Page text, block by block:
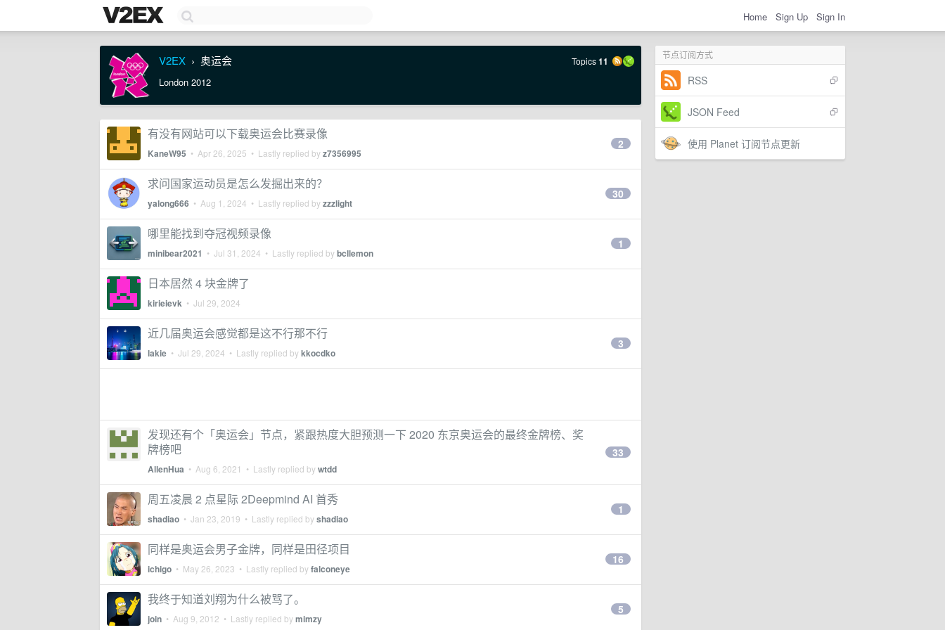
Home Sign Up Sign In
节点订阅方式
RSS
JSON Feed
使用 Planet 订阅节点更新
V2EX › 奥运会 Topics11
London 2012
有没有网站可以下载奥运会比赛录像
KaneW95 • Apr 26, 2025 • Lastly replied byz7356995
2
求问国家运动员是怎么发掘出来的？
yalong666 • Aug 1, 2024 • Lastly replied byzzzlight
30
哪里能找到夺冠视频录像
minibear2021 • Jul 31, 2024 • Lastly replied bybcllemon
1
日本居然 4 块金牌了
kirieievk • Jul 29, 2024
近几届奥运会感觉都是这不行那不行
lakie • Jul 29, 2024 • Lastly replied bykkocdko
3
发现还有个「奥运会」节点，紧跟热度大胆预测一下 2020 东京奥运会的最终金牌榜、奖
牌榜吧
AllenHua • Aug 6, 2021 • Lastly replied bywtdd
33
周五凌晨 2 点星际 2Deepmind AI 首秀
shadiao • Jan 23, 2019 • Lastly replied byshadiao
1
同样是奥运会男子金牌，同样是田径项目
ichigo • May 26, 2023 • Lastly replied byfalconeye
16
我终于知道刘翔为什么被骂了。
join • Aug 9, 2012 • Lastly replied bymimzy
5